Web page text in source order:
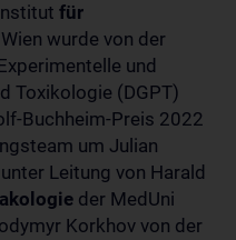
für
wurde von der
und
Toxikologie (DGPT)
Buchheim-Preis 2022
um Julian
Leitung von Harald
der MedUni
Korkhov von der